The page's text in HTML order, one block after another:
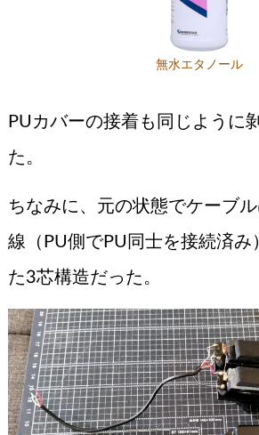
無水エタノール
PUカバーの接着も同じように
た。
ちなみに、元の状態でケーブ
線（PU側でPU同士を接続済み
た3芯構造だった。